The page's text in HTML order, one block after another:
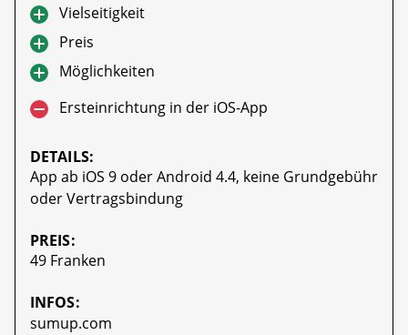
Vielseitigkeit
Preis
Möglichkeiten
Ersteinrichtung in der iOS-App
DETAILS:
App ab iOS 9 oder Android 4.4, keine Grundgebühr
oder Vertragsbindung
PREIS:
49 Franken
INFOS:
sumup.com